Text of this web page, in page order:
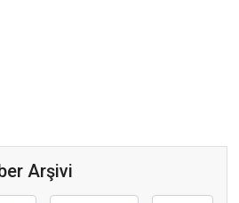
Av. Zeynep İrem
DURMAZ
ÇOCUK İÇİN NAFAKA
Arşivi